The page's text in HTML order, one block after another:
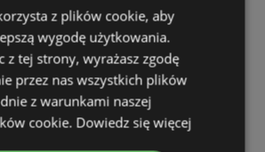
Dealz
Delikatesy Centrum
Lidl
z plików cookie, aby
wygodę użytkowania.
z tej strony, wyrażasz zgodę
przez nas wszystkich plików
z warunkami naszej
cookie. Dowiedz się więcej